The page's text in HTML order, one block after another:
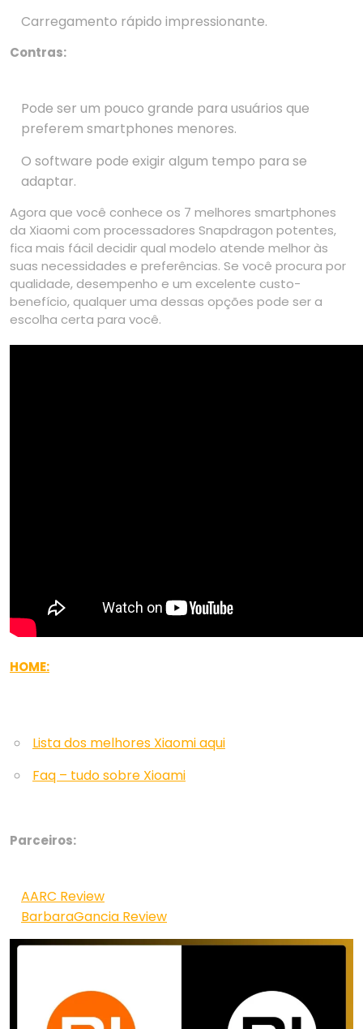
Carregamento rápido impressionante.
Contras:
Pode ser um pouco grande para usuários que
preferem smartphones menores.
O software pode exigir algum tempo para se
adaptar.
Agora que você conhece os 7 melhores smartphones
da Xiaomi com processadores Snapdragon potentes,
fica mais fácil decidir qual modelo atende melhor às
suas necessidades e preferências. Se você procura por
qualidade, desempenho e um excelente custo-
benefício, qualquer uma dessas opções pode ser a
escolha certa para você.
HOME:
Lista dos melhores Xiaomi aqui
Faq – tudo sobre Xioami
Parceiros:
AARC Review
BarbaraGancia Review